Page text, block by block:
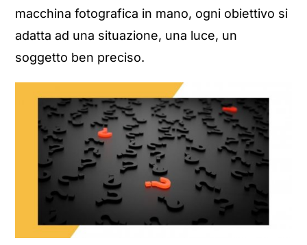
macchina fotografica in mano, ogni obiettivo si
adatta ad una situazione, una luce, un
soggetto ben preciso.